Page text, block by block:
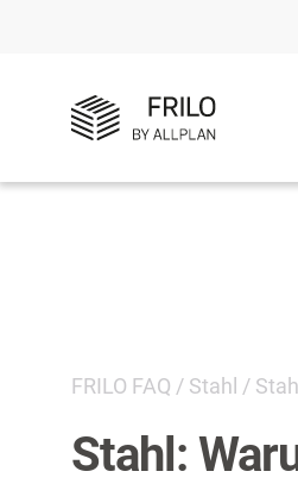
FRILO FAQ / Stahl /
Stahl: